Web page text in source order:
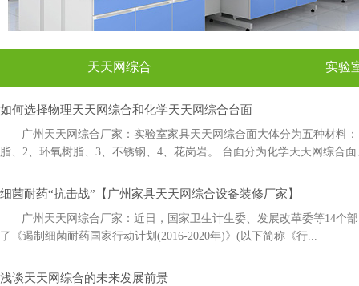
天天网综合 实验
如何选择物理天天网综合和化学天天网综合台面
广州天天网综合厂家：实验室家具天天网综合面大体分为五种材料：
脂、2、环氧树脂、3、不锈钢、4、花岗岩。 台面分为化学天天网综合面
细菌耐药“抗击战”【广州家具天天网综合设备装修厂家】
广州天天网综合厂家：近日，国家卫生计生委、发展改革委等14
了《遏制细菌耐药国家行动计划(2016-2020年)》(以下简称《行...
浅谈天天网综合的未来发展前景